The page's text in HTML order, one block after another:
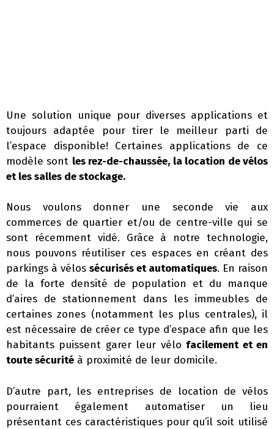
Une solution unique pour diverses applications et
toujours adaptée pour tirer le meilleur parti de
l’espace disponible! Certaines applications de ce
modèle sont les rez-de-chaussée, la location de vélos
et les salles de stockage.
Nous voulons donner une seconde vie aux
commerces de quartier et/ou de centre-ville qui se
sont récemment vidé. Grâce à notre technologie,
nous pouvons réutiliser ces espaces en créant des
parkings à vélos sécurisés et automatiques. En raison
de la forte densité de population et du manque
d’aires de stationnement dans les immeubles de
certaines zones (notamment les plus centrales), il
est nécessaire de créer ce type d’espace afin que les
habitants puissent garer leur vélofacilement et en
toute sécurité à proximité de leur domicile.
D’autre part, les entreprises de location de vélos
pourraient également automatiser un lieu
présentant ces caractéristiques pour qu’il soit utilisé